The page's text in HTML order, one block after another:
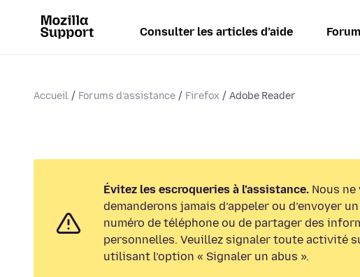
Consulter les articles d’aide
Accueil Forums d’assistance Firefox Adobe Reader
Évitez les escroqueries à l’assistance. Nous ne
demanderons jamais d’appeler ou d’envoyer un
numéro de téléphone ou de partager des
personnelles. Veuillez signaler toute activité
utilisant l’option « Signaler un abus ».